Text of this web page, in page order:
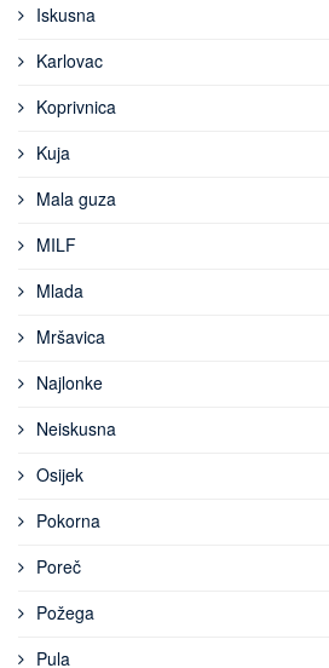
Iskusna
Karlovac
Koprivnica
Kuja
Mala guza
MILF
Mlada
Mršavica
Najlonke
Neiskusna
Osijek
Pokorna
Poreč
Požega
Pula